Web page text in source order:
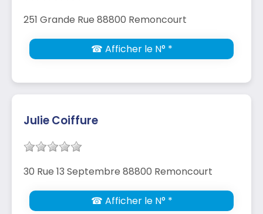
251 Grande Rue 88800 Remoncourt
☎ Afficher le N° *
Julie Coiffure
30 Rue 13 Septembre 88800 Remoncourt
☎ Afficher le N° *